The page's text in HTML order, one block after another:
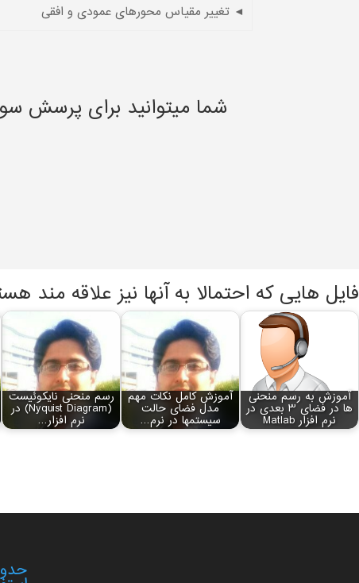
◄ تغییر مقیاس محورهای عمودی و افقی
شما میتوانید برای پرسش
فایل هایی که احتمالا به آنها نیز علاقه مند
آموزش به رسم منحنی
ها در فضای 3 بعدی در
نرم افزار Matlab
آموزش کامل نکات مهم
مدل فضای حالت
سیستم‏ها در نرم…
رسم منحنی نایکوئیست
(Nyquist Diagram) در
نرم افزار…